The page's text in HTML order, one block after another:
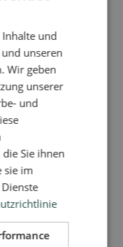
wie
A)
et al. 1999;
von
wurde
ist nur,
bei
2008).
und
unseren
Wir geben
unserer
und
Sie ihnen
sie im